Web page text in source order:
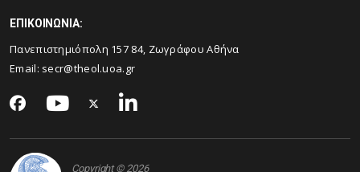
ΕΠΙΚΟΙΝΩΝΙΑ:
Πανεπιστημιόπολη 157 84, Ζωγράφου Αθήνα
Email: secr@theol.uoa.gr
Copyright © 2026